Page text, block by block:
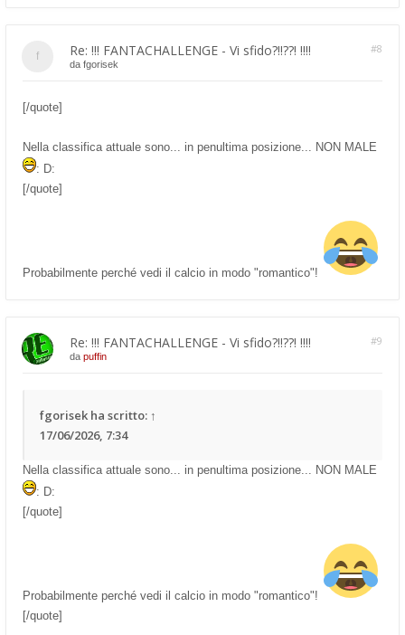
Re: !!! FANTACHALLENGE - Vi sfido?!!??! !!!! #8
da fgorisek
[/quote]
Nella classifica attuale sono... in penultima posizione... NON MALE
: D:
[/quote]
Probabilmente perché vedi il calcio in modo "romantico"!
Re: !!! FANTACHALLENGE - Vi sfido?!!??! !!!! #9
da puffin
fgorisek ha scritto: ↑
17/06/2026, 7:34
Nella classifica attuale sono... in penultima posizione... NON MALE
: D:
[/quote]
Probabilmente perché vedi il calcio in modo "romantico"!
[/quote]